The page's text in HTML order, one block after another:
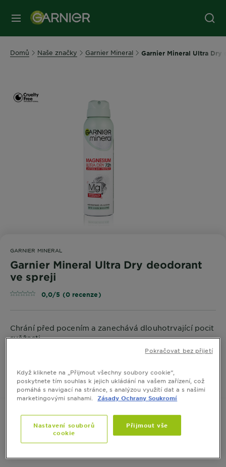
MENU
Domů Naše značky Garnier Mineral Garnier Mineral Ultra Dry
GARNIER MINERAL
Garnier Mineral Ultra Dry deodorant
ve spreji
0,0/5 (0 recenze)
Chrání před pocením a zanechává dlouhotrvající pocit
svěžesti.
KOUPIT ONLINE
Informace o produktu
CLOSE SUBPANEL
Když kliknete na „Přijmout všechny soubory cookie“,
poskytnete tím souhlas k jejich ukládání na vašem zařízení, což
pomáhá s navigací na stránce, s analýzou využití dat a s našimi
marketingovými snahami.
Zásady Ochrany Soukromí
Nastavení souborů
cookie
Přijmout vše
Pokračovat bez přijetí